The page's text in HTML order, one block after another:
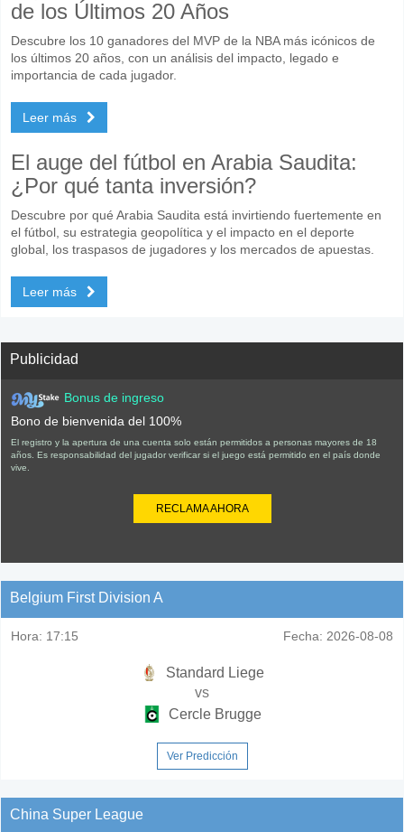
de los Últimos 20 Años
Descubre los 10 ganadores del MVP de la NBA más icónicos de
los últimos 20 años, con un análisis del impacto, legado e
importancia de cada jugador.
Leer más
El auge del fútbol en Arabia Saudita:
¿Por qué tanta inversión?
Descubre por qué Arabia Saudita está invirtiendo fuertemente en
el fútbol, su estrategia geopolítica y el impacto en el deporte
global, los traspasos de jugadores y los mercados de apuestas.
Leer más
Publicidad
Bonus de ingreso
Bono de bienvenida del 100%
El registro y la apertura de una cuenta solo están permitidos a personas mayores de 18
años. Es responsabilidad del jugador verificar si el juego está permitido en el país donde
vive.
RECLAMA AHORA
Belgium First Division A
Hora: 17:15 Fecha: 2026-08-08
Standard Liege
vs
Cercle Brugge
Ver Predicción
China Super League